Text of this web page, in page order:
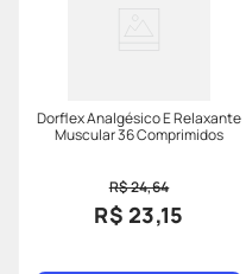
Dorflex Analgésico E Relaxante
Muscular 36 Comprimidos
R$ 24,64
R$ 23,15